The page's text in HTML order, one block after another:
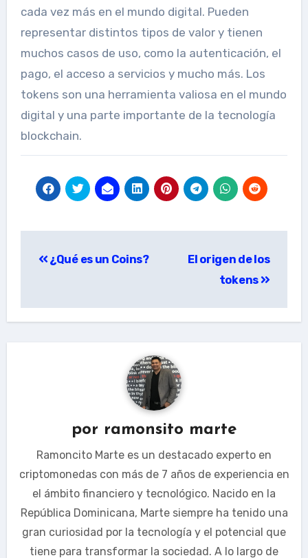
cada vez más en el mundo digital. Pueden
representar distintos tipos de valor y tienen
muchos casos de uso, como la autenticación, el
pago, el acceso a servicios y mucho más. Los
tokens son una herramienta valiosa en el mundo
digital y una parte importante de la tecnología
blockchain.
¿Qué es un Coins?
El origen de los
tokens
por ramonsito marte
Ramoncito Marte es un destacado experto en
criptomonedas con más de 7 años de experiencia en
el ámbito financiero y tecnológico. Nacido en la
República Dominicana, Marte siempre ha tenido una
gran curiosidad por la tecnología y el potencial que
tiene para transformar la sociedad. A lo largo de